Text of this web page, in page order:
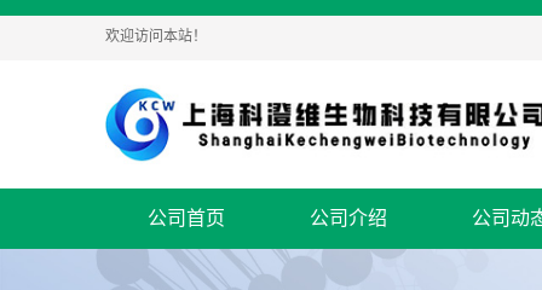
欢迎访问本站！
公司首页 公司介绍 公司动